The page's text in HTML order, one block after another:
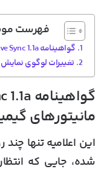
فهرست
گواهینامه VESA Adaptive Sync 1.1a برای مانیتورهای گیمینگ
تغییرات لوگوی نمایش AdaptiveSync دارای گواهی VESA
مانیتورهای
شده، جایی که